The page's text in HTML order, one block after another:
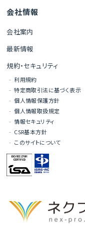
会社情報
会社案内
最新情報
規約・セキュリティ
利用規約
特定商取引法に基づく表示
個人情報保護方針
個人情報取扱規定
情報セキュリティ
CSR基本方針
このサイトについて